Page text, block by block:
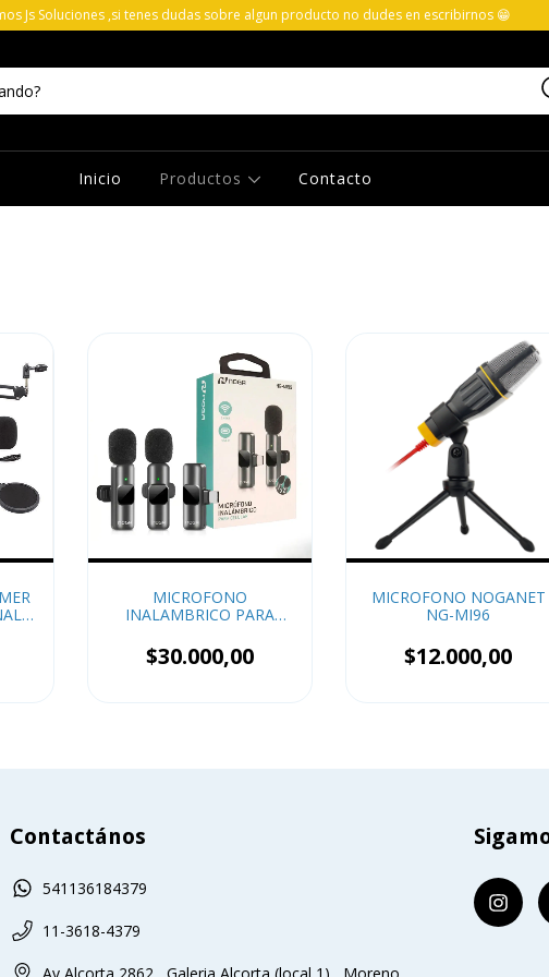
Js Soluciones ,si tenes dudas sobre algun producto no dudes en escribirnos 😁
Inicio Productos Contacto
MICROFONO
INALAMBRICO PARA
NOGANET NG-MI9s
$30.000,00
MICROFONO NOGANET
NG-MI96
$12.000,00
Contactános
541136184379
11-3618-4379